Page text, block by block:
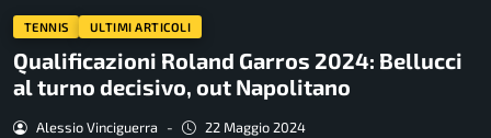
TENNIS ULTIMI ARTICOLI
Qualificazioni Roland Garros 2024: Bellucci
al turno decisivo, out Napolitano
Alessio Vinciguerra - 22 Maggio 2024